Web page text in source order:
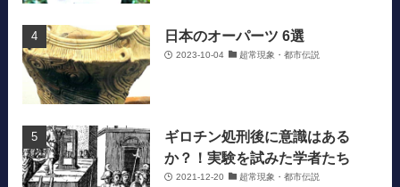
日本のオーパーツ 6選
2023-10-04 超常現象・都市伝説
ギロチン処刑後に意識はある
か？！実験を試みた学者たち
2021-12-20 超常現象・都市伝説